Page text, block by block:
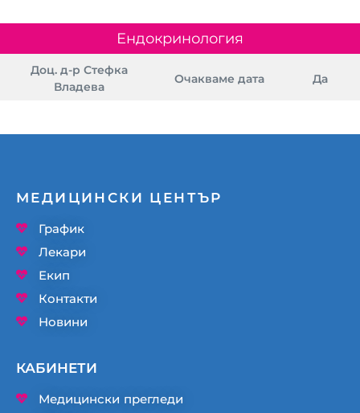
Ендокринология
Доц. д-р Стефка
Владева
Очакваме дата Да
МЕДИЦИНСКИ ЦЕНТЪР
График
Лекари
Екип
Контакти
Новини
КАБИНЕТИ
Медицински прегледи